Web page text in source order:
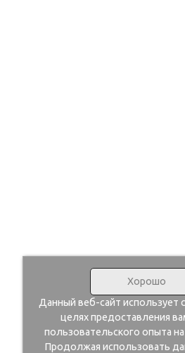
Хорошо
Данный веб-сайт использует
целях предоставления
пользовательского опыта
Продолжая использовать